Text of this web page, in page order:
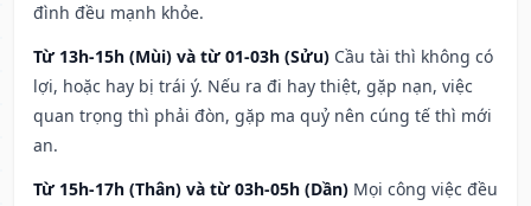
đình đều mạnh khỏe.
Từ 13h-15h (Mùi) và từ 01-03h (Sửu) Cầu tài thì không có
lợi, hoặc hay bị trái ý. Nếu ra đi hay thiệt, gặp nạn, việc
quan trọng thì phải đòn, gặp ma quỷ nên cúng tế thì mới
an.
Từ 15h-17h (Thân) và từ 03h-05h (Dần) Mọi công việc đều